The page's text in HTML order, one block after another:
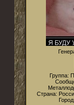
Группа:
Страна:
Город: